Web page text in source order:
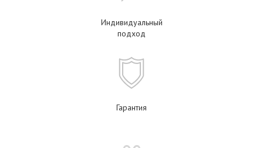
Индивидуальный
подход
Гарантия